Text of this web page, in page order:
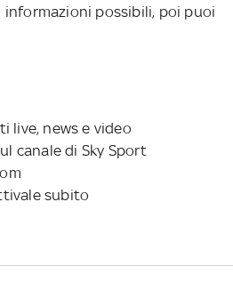
possibili, poi puoi
live, news e video
canale di Sky Sport
subito